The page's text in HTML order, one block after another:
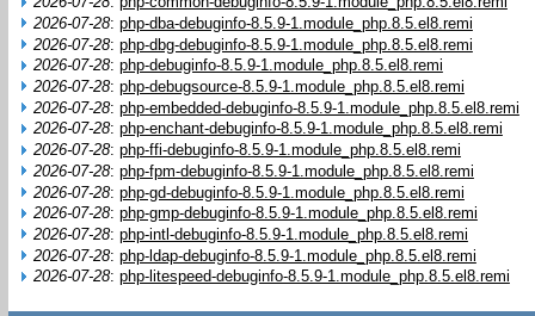
2026-07-28: php-dba-debuginfo-8.5.9-1.module_php.8.5.el8.remi
2026-07-28: php-dbg-debuginfo-8.5.9-1.module_php.8.5.el8.remi
2026-07-28: php-debuginfo-8.5.9-1.module_php.8.5.el8.remi
2026-07-28: php-debugsource-8.5.9-1.module_php.8.5.el8.remi
2026-07-28: php-embedded-debuginfo-8.5.9-1.module_php.8.5.el8.remi
2026-07-28: php-enchant-debuginfo-8.5.9-1.module_php.8.5.el8.remi
2026-07-28: php-ffi-debuginfo-8.5.9-1.module_php.8.5.el8.remi
2026-07-28: php-fpm-debuginfo-8.5.9-1.module_php.8.5.el8.remi
2026-07-28: php-gd-debuginfo-8.5.9-1.module_php.8.5.el8.remi
2026-07-28: php-gmp-debuginfo-8.5.9-1.module_php.8.5.el8.remi
2026-07-28: php-intl-debuginfo-8.5.9-1.module_php.8.5.el8.remi
2026-07-28: php-ldap-debuginfo-8.5.9-1.module_php.8.5.el8.remi
2026-07-28: php-litespeed-debuginfo-8.5.9-1.module_php.8.5.el8.remi